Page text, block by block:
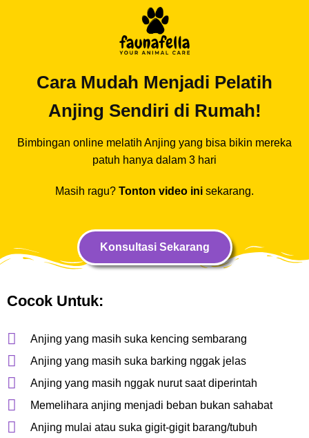
Cara Mudah Menjadi Pelatih
Anjing Sendiri di Rumah!
Bimbingan online melatih Anjing yang bisa bikin mereka
patuh hanya dalam 3 hari
Masih ragu? Tonton video ini sekarang.
Konsultasi Sekarang
Cocok Untuk:
Anjing yang masih suka kencing sembarang
Anjing yang masih suka barking nggak jelas
Anjing yang masih nggak nurut saat diperintah
Memelihara anjing menjadi beban bukan sahabat
Anjing mulai atau suka gigit-gigit barang/tubuh